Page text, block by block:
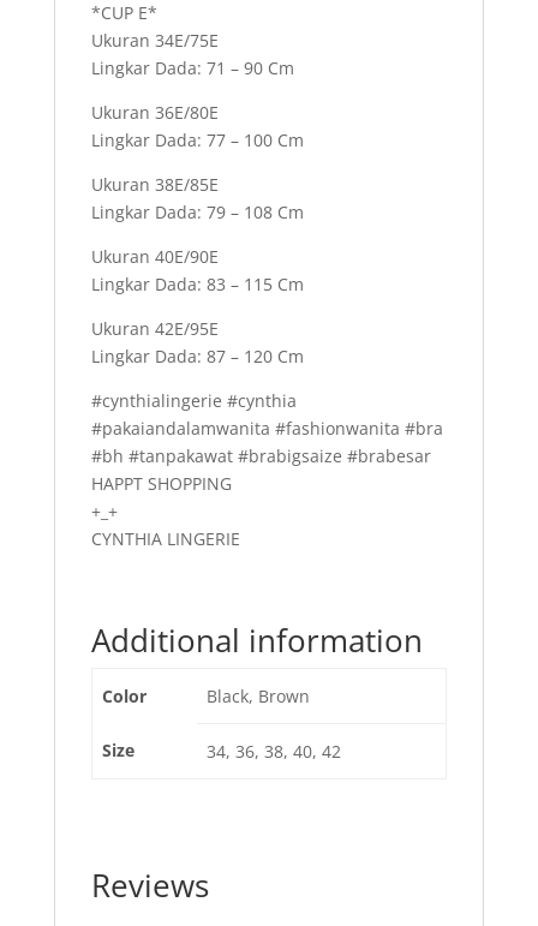
*CUP E*
Ukuran 34E/75E
Lingkar Dada: 71 – 90 Cm
Ukuran 36E/80E
Lingkar Dada: 77 – 100 Cm
Ukuran 38E/85E
Lingkar Dada: 79 – 108 Cm
Ukuran 40E/90E
Lingkar Dada: 83 – 115 Cm
Ukuran 42E/95E
Lingkar Dada: 87 – 120 Cm
#cynthialingerie #cynthia
#pakaiandalamwanita #fashionwanita #bra
#bh #tanpakawat #brabigsaize #brabesar
HAPPT SHOPPING
+_+
CYNTHIA LINGERIE
Additional information
Color Black, Brown
Size 34, 36, 38, 40, 42
Reviews